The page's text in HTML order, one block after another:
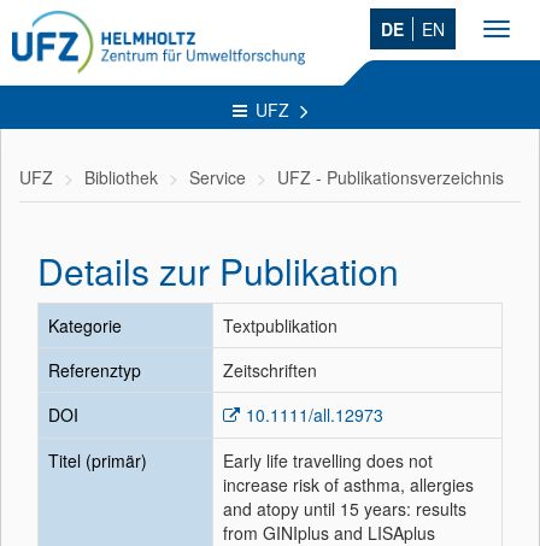
DE EN
UFZ
UFZ Bibliothek Service UFZ - Publikationsverzeichnis
Details zur Publikation
Kategorie
Textpublikation
Referenztyp
Zeitschriften
DOI
10.1111/all.12973
Titel (primär)
Early life travelling does not
increase risk of asthma, allergies
and atopy until 15 years: results
from GINIplus and LISAplus